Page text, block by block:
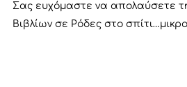
Σας ευχόμαστε να απολαύσετε
Βιβλίων σε Ρόδες στο